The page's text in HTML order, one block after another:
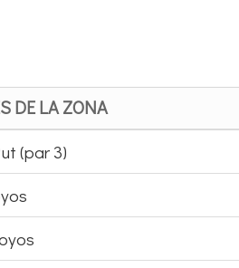
DE LA ZONA
(par 3)